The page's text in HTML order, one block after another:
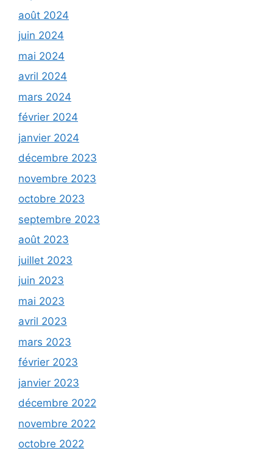
août 2024
juin 2024
mai 2024
avril 2024
mars 2024
février 2024
janvier 2024
décembre 2023
novembre 2023
octobre 2023
septembre 2023
août 2023
juillet 2023
juin 2023
mai 2023
avril 2023
mars 2023
février 2023
janvier 2023
décembre 2022
novembre 2022
octobre 2022